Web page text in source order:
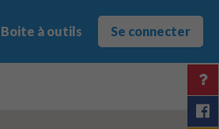
Boite à outils Se connecter